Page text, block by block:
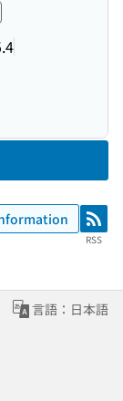
RSS
RSS
言語：日本語